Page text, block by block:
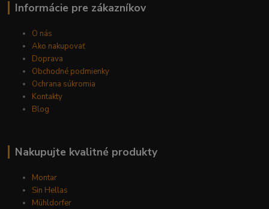
Informácie pre zákazníkov
O nás
Ako nakupovať
Doprava
Obchodné podmienky
Ochrana súkromia
Kontakty
Blog
Nakupujte kvalitné produkty
Montar
Sin Hellas
Mühldorfer